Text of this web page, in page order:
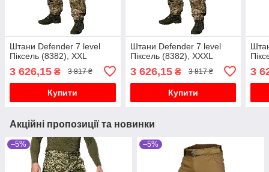
Штани Defender 7 level
Піксель (8382), XXL
3 626,15 ₴ 3 817 ₴
Купити
Штани Defender 7 level
Піксель (8382), XXXL
3 626,15₴ 3 817 ₴
Купити
3
Акційні пропозиції та новинки
–5% –5%